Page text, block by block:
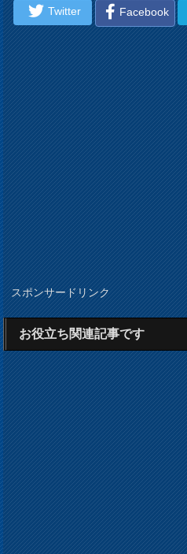
Twitter
Facebook
スポンサードリンク
お役立ち関連記事です